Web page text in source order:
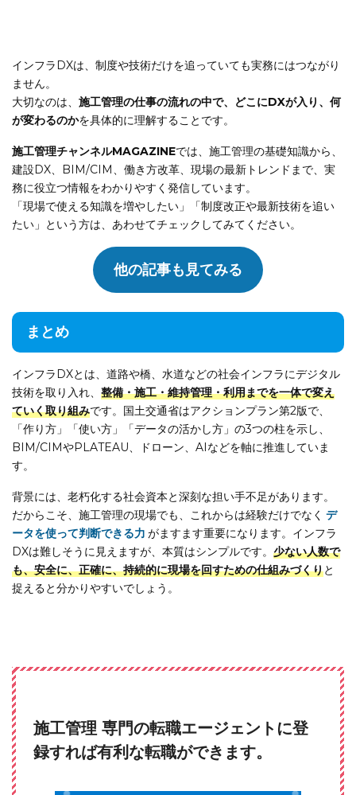
インフラDXは、制度や技術だけを追っていても実務にはつながり
ません。
大切なのは、 施工管理の仕事の流れの中で、どこにDXが入り、何
が変わるのかを具体的に理解することです。
施工管理チャンネルMAGAZINEでは、施工管理の基礎知識から、
建設DX、BIM/CIM、働き方改革、現場の最新トレンドまで、実
務に役立つ情報をわかりやすく発信しています。
「現場で使える知識を増やしたい」「制度改正や最新技術を追い
たい」という方は、あわせてチェックしてみてください。
他の記事も見てみる
まとめ
インフラDXとは、道路や橋、水道などの社会インフラにデジタル
技術を取り入れ、 整備・施工・維持管理・利用までを一体で変え
ていく取り組みです。国土交通省はアクションプラン第2版で、
「作り方」「使い方」「データの活かし方」の3つの柱を示し、
BIM/CIMやPLATEAU、ドローン、AIなどを軸に推進していま
す。
背景には、老朽化する社会資本と深刻な担い手不足があります。
だからこそ、施工管理の現場でも、これからは経験だけでなく デ
ータを使って判断できる力 がますます重要になります。インフラ
DXは難しそうに見えますが、本質はシンプルです。 少ない人数で
も、安全に、正確に、持続的に現場を回すための仕組みづくりと
捉えると分かりやすいでしょう。
施工管理 専門の転職エージェントに登
録すれば有利な転職ができます。